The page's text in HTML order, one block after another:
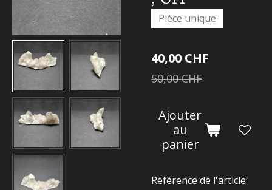
Pièce unique
40,00 CHF
50,00 CHF
Ajouter
au
panier
Référence de l'article: